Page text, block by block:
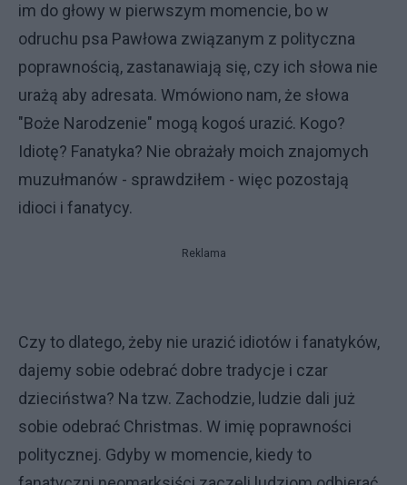
im do głowy w pierwszym momencie, bo w
odruchu psa Pawłowa związanym z polityczna
poprawnością, zastanawiają się, czy ich słowa nie
urażą aby adresata. Wmówiono nam, że słowa
"Boże Narodzenie" mogą kogoś urazić. Kogo?
Idiotę? Fanatyka? Nie obrażały moich znajomych
muzułmanów - sprawdziłem - więc pozostają
idioci i fanatycy.
Reklama
Czy to dlatego, żeby nie urazić idiotów i fanatyków,
dajemy sobie odebrać dobre tradycje i czar
dzieciństwa? Na tzw. Zachodzie, ludzie dali już
sobie odebrać Christmas. W imię poprawności
politycznej. Gdyby w momencie, kiedy to